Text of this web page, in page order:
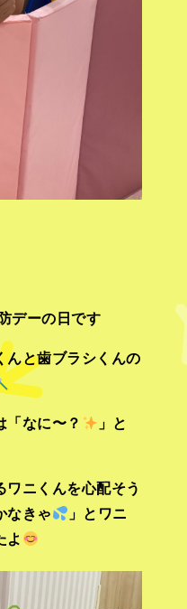
デーの日です
んと歯ブラシくんの
「なに〜？
」と
ワニくんを心配そう
なきゃ
」とワニ
よ